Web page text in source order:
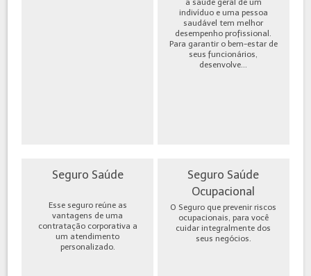
indivíduo e uma pessoa
saudável tem melhor
desempenho profissional.
Para garantir o bem-estar de
seus funcionários,
desenvolve...
Seguro Saúde
Esse seguro reúne as
vantagens de uma
contratação corporativa a
um atendimento
personalizado.
Seguro Saúde
Ocupacional
O Seguro que prevenir riscos
ocupacionais, para você
cuidar integralmente dos
seus negócios.